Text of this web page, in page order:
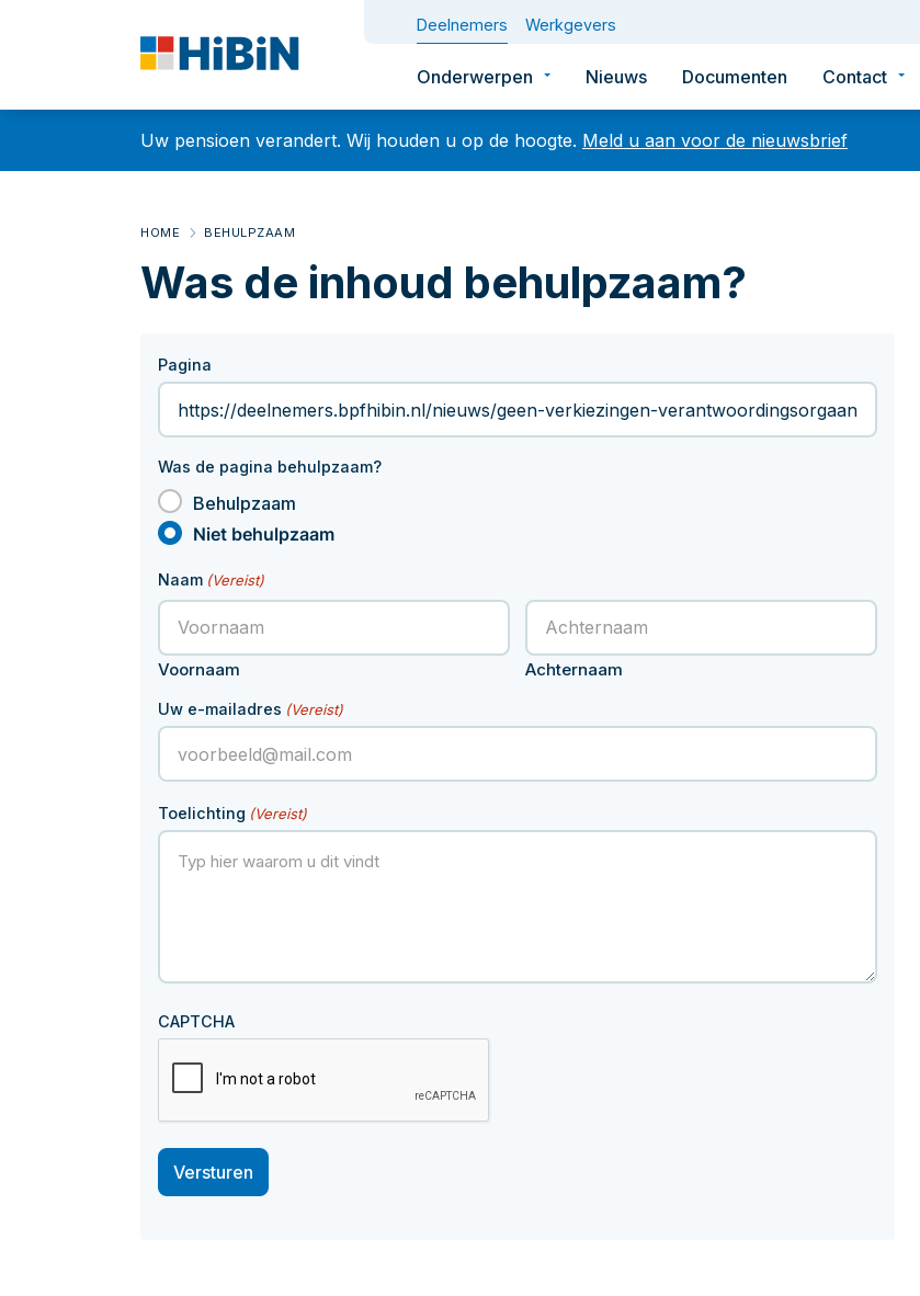
Deelnemers Werkgevers
Onderwerpen Nieuws Documenten Contact
2026
Uw pensioen verandert. Wij houden u op de hoogte. Meld u aan voor de nieuwsbrief
HOME BEHULPZAAM
Was de inhoud behulpzaam?
Pagina
Was de pagina behulpzaam?
Behulpzaam
Niet behulpzaam
Naam (Vereist)
Voornaam Achternaam
Uw e-mailadres (Vereist)
Toelichting (Vereist)
CAPTCHA
Versturen